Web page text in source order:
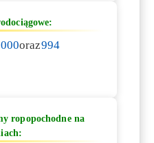
oraz994
ropopochodne na